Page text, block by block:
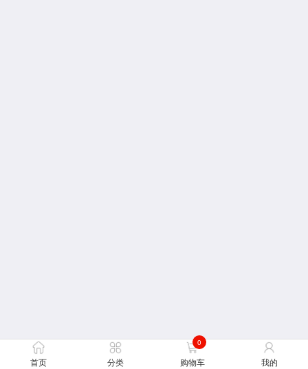
首页 分类
0
购物车 我的